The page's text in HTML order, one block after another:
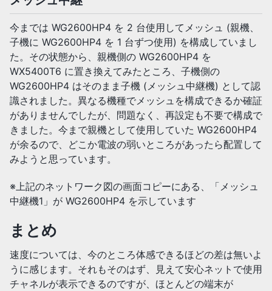
今までは WG2600HP4 を 2 台使用してメッシュ (親機、
子機に WG2600HP4 を 1 台ずつ使用) を構成していまし
た。その状態から、親機側の WG2600HP4 を
WX5400T6 に置き換えてみたところ、子機側の
WG2600HP4 はそのまま子機 (メッシュ中継機) として認
識されました。異なる機種でメッシュを構成できるか確証
がありませんでしたが、問題なく、再設定も不要で構成で
きました。今まで親機として使用していた WG2600HP4
が余るので、どこか電波の弱いところがあったら配置して
みようと思っています。
※上記のネットワーク図の画面コピーにある、「メッシュ
中継機1」が WG2600HP4 を示しています
まとめ
速度については、今のところ体感できるほどの差は無いよ
うに感じます。それもそのはず、見えて安心ネットで使用
チャネルが表示できるのですが、ほとんどの端末が